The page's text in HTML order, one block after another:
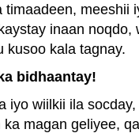
timaadeen, meeshii
inaan
kusoo kala tagnay.
bidhaantay!
iyo wiilkii ila
ka magan geliyee,